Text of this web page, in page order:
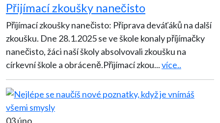
Přijímací zkoušky nanečisto
Přijímací zkoušky nanečisto: Příprava deváťáků na další
zkoušku. Dne 28.1.2025 se ve škole konaly příjímačky
nanečisto, žáci naší školy absolvovali zkoušku na
církevní škole a obráceně.Přijímací zkou...více..
03 úno